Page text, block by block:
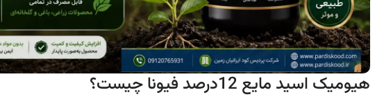
هیومیک اسید مایع 12درصد فیونا چیست؟